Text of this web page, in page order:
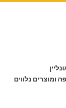
ומוצרים נלווים